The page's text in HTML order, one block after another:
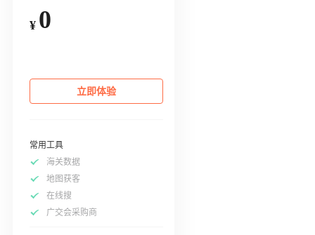
¥ 0
立即体验
常用工具
海关数据
地图获客
在线搜
广交会采购商